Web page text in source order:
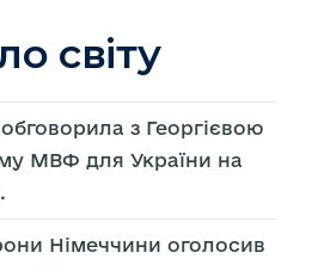
світу
з Георгієвою
МВФ для України на
Німеччини оголосив